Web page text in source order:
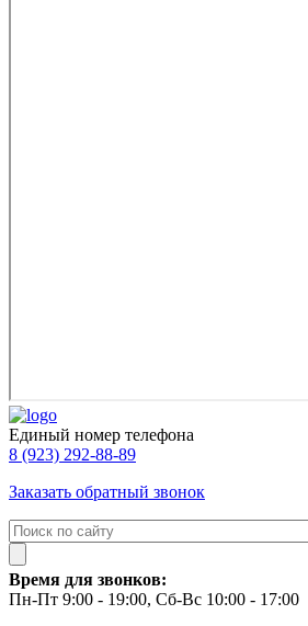
Единый номер телефона
8 (923) 292-88-89
Заказать обратный звонок
Время для звонков:
Пн-Пт 9:00 - 19:00, Сб-Вс 10:00 - 17:00